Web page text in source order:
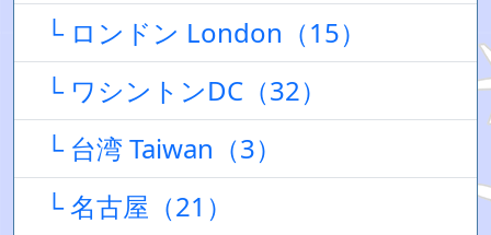
└ ロンドン London（15）
└ ワシントンDC（32）
└ 台湾 Taiwan（3）
└ 名古屋（21）